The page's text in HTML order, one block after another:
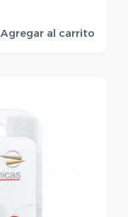
Agregar al carrito